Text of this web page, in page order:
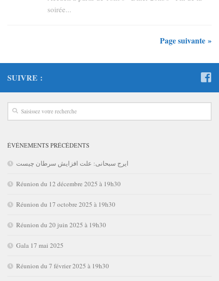
soirée...
Page suivante »
SUIVRE :
ÉVÉNEMENTS PRÉCÉDENTS
ایرج سبحانی: علت افزایش سرطان چیست
Réunion du 12 décembre 2025 à 19h30
Réunion du 17 octobre 2025 à 19h30
Réunion du 20 juin 2025 à 19h30
Gala 17 mai 2025
Réunion du 7 février 2025 à 19h30